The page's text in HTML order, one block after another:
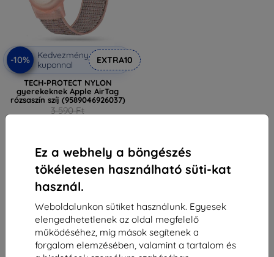
Ez a webhely a böngészés
tökéletesen használható süti-kat
használ.
Weboldalunkon sütiket használunk. Egyesek
elengedhetetlenek az oldal megfelelő
működéséhez, míg mások segítenek a
forgalom elemzésében, valamint a tartalom és
-10%
Kedvezmény
kuponnal
EXTRA10
TECH-PROTECT NYLON
gyerekeknek Apple AirTag
rózsaszín szíj (9589046926037)
3 590 Ft
Összes találat5